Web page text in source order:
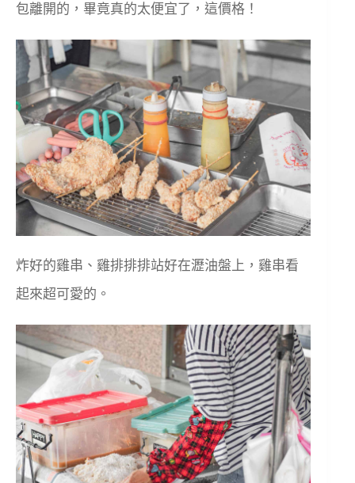
包離開的，畢竟真的太便宜了，這價格！
炸好的雞串、雞排排排站好在瀝油盤上，雞串看
起來超可愛的。